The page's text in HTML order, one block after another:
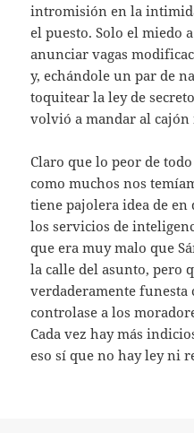
intromisión en la
el puesto. Solo el miedo
anunciar vagas
y, echándole un par de
toquitear la ley de
volvió a mandar al cajón
Claro que lo peor de
como muchos nos
tiene pajolera idea de
los servicios de
que era muy malo que
la calle del asunto, pero
verdaderamente funesta
controlase a los
Cada vez hay más
eso sí que no hay ley ni